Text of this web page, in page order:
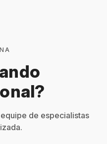
de especialistas